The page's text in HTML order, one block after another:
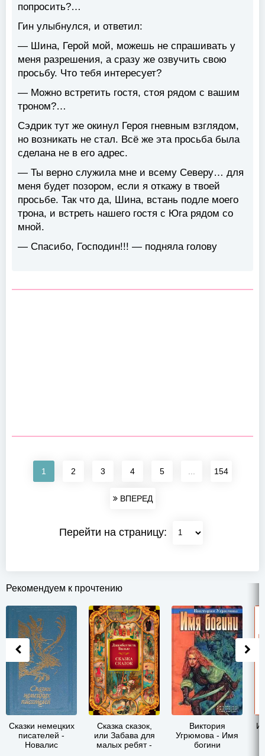
попросить?…
Гин улыбнулся, и ответил:
— Шина, Герой мой, можешь не спрашивать у
меня разрешения, а сразу же озвучить свою
просьбу. Что тебя интересует?
— Можно встретить гостя, стоя рядом с вашим
троном?…
Сэдрик тут же окинул Героя гневным взглядом,
но возникать не стал. Всё же эта просьба была
сделана не в его адрес.
— Ты верно служила мне и всему Северу… для
меня будет позором, если я откажу в твоей
просьбе. Так что да, Шина, встань подле моего
трона, и встреть нашего гостя с Юга рядом со
мной.
— Спасибо, Господин!!! — подняла голову
1 2 3 4 5 154
ВПЕРЕД
Перейти на страницу:
Рекомендуем к прочтению
Сказки немецких
писателей -
Новалис
Сказка сказок,
или Забава для
малых ребят -
Виктория
Угрюмова - Имя
богини